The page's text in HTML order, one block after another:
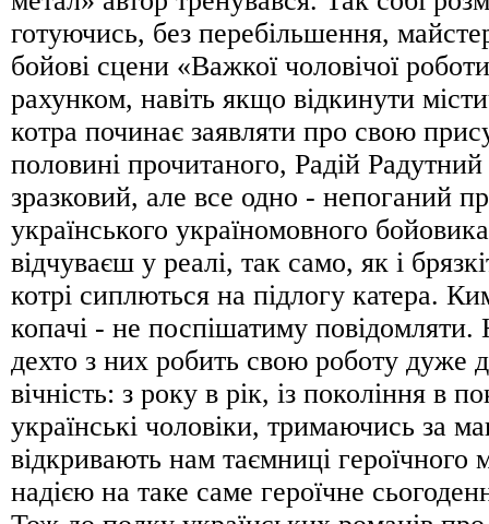
готуючись, без перебільшення,
бойові сцени «Важкої чоловічої
рахунком, навіть якщо відкинути
котра починає заявляти про свою
половині прочитаного, Радій
зразковий, але все одно - непоганий
українського україномовного
відчуваєш у реалі, так само, як і
котрі сиплються на підлогу катера.
копачі - не поспішатиму
дехто з них робить свою роботу дуже
вічність: з року в рік, із покоління в
українські чоловіки, тримаючись за
відкривають нам таємниці героїчного
надією на таке саме героїчне